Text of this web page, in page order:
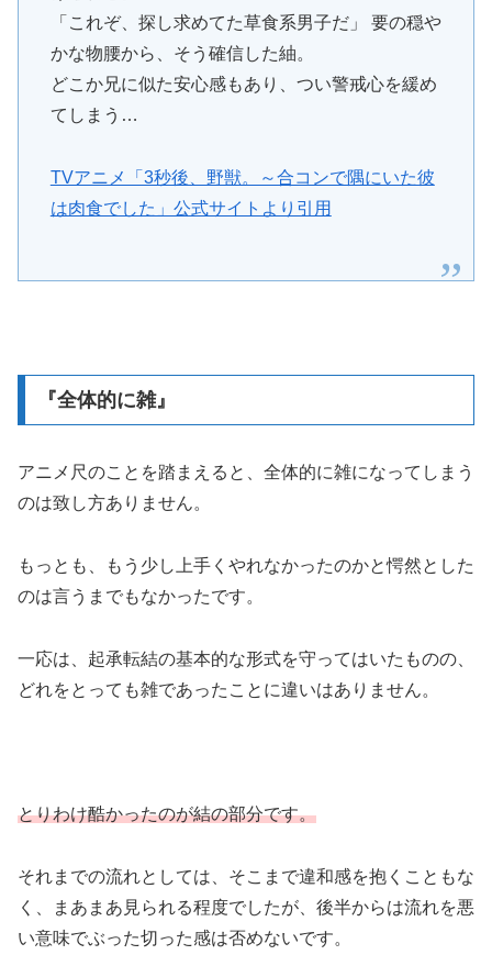
「これぞ、探し求めてた草食系男子だ」 要の穏や
かな物腰から、そう確信した紬。
どこか兄に似た安心感もあり、つい警戒心を緩め
てしまう…
TVアニメ「3秒後、野獣。～合コンで隅にいた彼
は肉食でした」公式サイトより引用
『全体的に雑』
アニメ尺のことを踏まえると、全体的に雑になってしまう
のは致し方ありません。
もっとも、もう少し上手くやれなかったのかと愕然とした
のは言うまでもなかったです。
一応は、起承転結の基本的な形式を守ってはいたものの、
どれをとっても雑であったことに違いはありません。
とりわけ酷かったのが結の部分です。
それまでの流れとしては、そこまで違和感を抱くこともな
く、まあまあ見られる程度でしたが、後半からは流れを悪
い意味でぶった切った感は否めないです。